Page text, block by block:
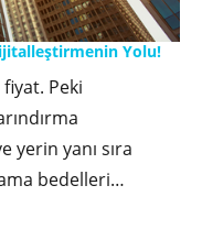
Yolu!
Peki
yanı sıra
bedelleri…